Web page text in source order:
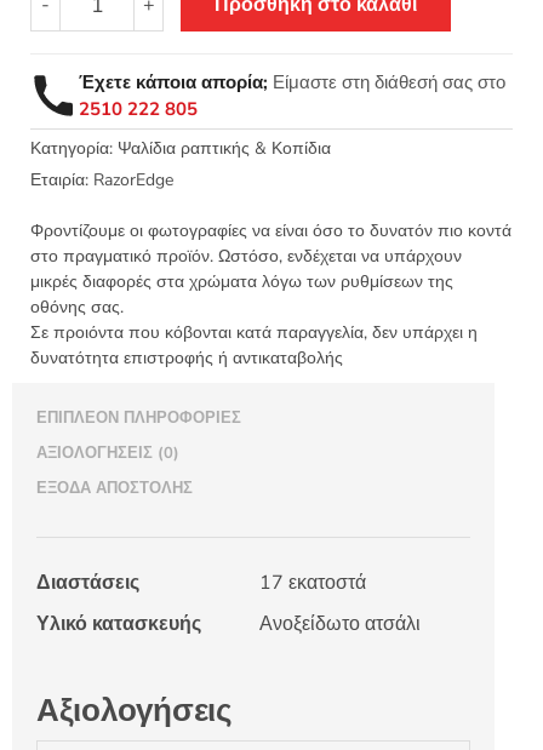
Υφάσματος
Ατσάλι
17εκ
RazorEdge
10121-
7
Έχετε κάποια απορία; Είμαστε στη διάθεσή σας στο
2510 222 805
Κατηγορία: Ψαλίδια ραπτικής & Κοπίδια
Εταιρία: RazorEdge
Φροντίζουμε οι φωτογραφίες να είναι όσο το δυνατόν πιο κοντά
στο πραγματικό προϊόν. Ωστόσο, ενδέχεται να υπάρχουν
μικρές διαφορές στα χρώματα λόγω των ρυθμίσεων της
οθόνης σας.
Σε προιόντα που κόβονται κατά παραγγελία, δεν υπάρχει η
δυνατότητα επιστροφής ή αντικαταβολής
ΕΠΙΠΛΈΟΝ ΠΛΗΡΟΦΟΡΊΕΣ
ΑΞΙΟΛΟΓΉΣΕΙΣ (0)
ΈΞΟΔΑ ΑΠΟΣΤΟΛΉΣ
Διαστάσεις
17 εκατοστά
Υλικό κατασκευής
Ανοξείδωτο ατσάλι
Αξιολογήσεις